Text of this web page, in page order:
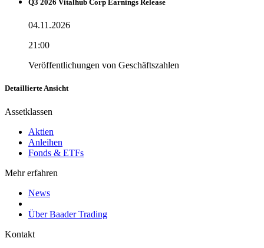
Q3 2026 Vitalhub Corp Earnings Release
04.11.2026
21:00
Veröffentlichungen von Geschäftszahlen
Detaillierte Ansicht
Assetklassen
Aktien
Anleihen
Fonds & ETFs
Mehr erfahren
News
Über Baader Trading
Kontakt